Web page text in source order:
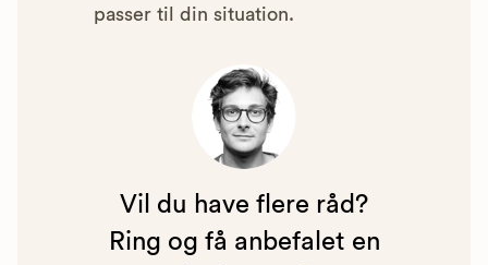
passer til din situation.
Vil du have flere råd?
Ring og få anbefalet en